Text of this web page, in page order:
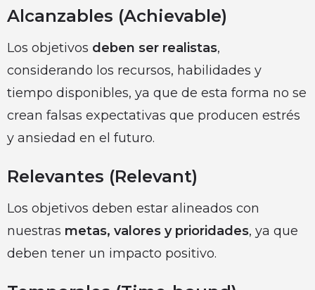
Alcanzables (Achievable)
Los objetivos deben ser realistas,
considerando los recursos, habilidades y
tiempo disponibles, ya que de esta forma no se
crean falsas expectativas que producen estrés
y ansiedad en el futuro.
Relevantes (Relevant)
Los objetivos deben estar alineados con
nuestras metas, valores y prioridades, ya que
deben tener un impacto positivo.